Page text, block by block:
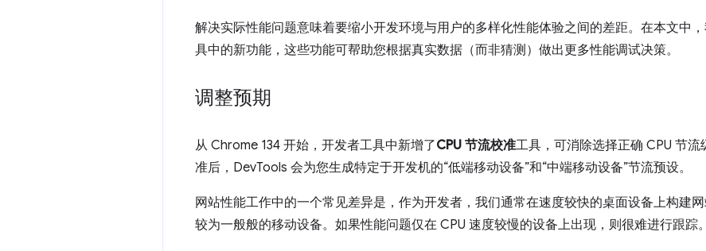
解决实际性能问题意味着要缩小开发环境与用户的多样化性能体验之间的差距。在本文中
具中的新功能，这些功能可帮助您根据真实数据（而非猜测）做出更多性能调试决策。
调整预期
从 Chrome 134 开始，开发者工具中新增了CPU 节流校准工具，可消除选择正确 CPU 节
准后，DevTools 会为您生成特定于开发机的“低端移动设备”和“中端移动设备”节流预设。
网站性能工作中的一个常见差异是，作为开发者，我们通常在速度较快的桌面设备上构建
较为一般般的移动设备。如果性能问题仅在 CPU 速度较慢的设备上出现，则很难进行跟踪。